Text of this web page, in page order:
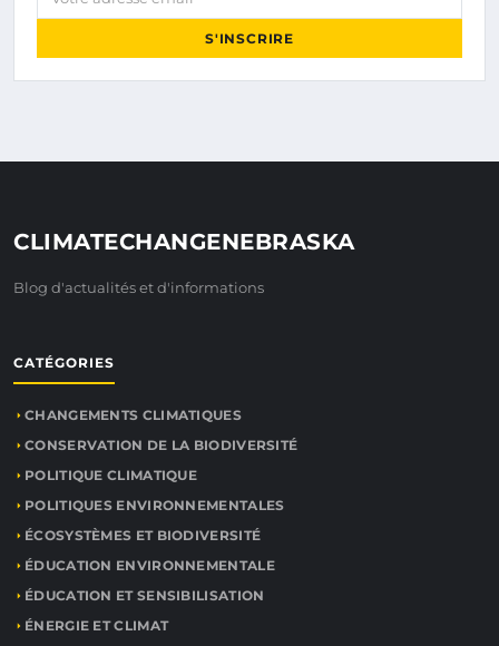
S'INSCRIRE
CLIMATECHANGENEBRASKA
Blog d'actualités et d'informations
CATÉGORIES
CHANGEMENTS CLIMATIQUES
CONSERVATION DE LA BIODIVERSITÉ
POLITIQUE CLIMATIQUE
POLITIQUES ENVIRONNEMENTALES
ÉCOSYSTÈMES ET BIODIVERSITÉ
ÉDUCATION ENVIRONNEMENTALE
ÉDUCATION ET SENSIBILISATION
ÉNERGIE ET CLIMAT